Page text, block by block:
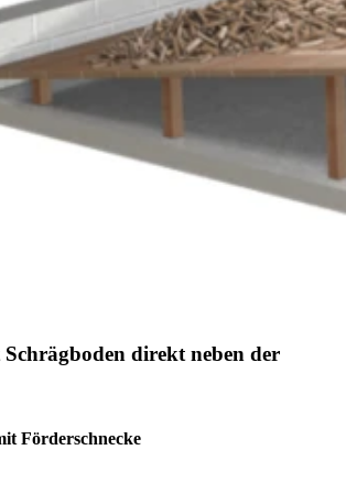
direkt neben der
Förderschnecke